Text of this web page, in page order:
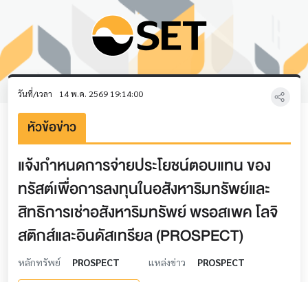
วันที่/เวลา 14 พ.ค. 2569 19:14:00
หัวข้อข่าว
แจ้งกำหนดการจ่ายประโยชน์ตอบแทน ของ
ทรัสต์เพื่อการลงทุนในอสังหาริมทรัพย์และ
สิทธิการเช่าอสังหาริมทรัพย์ พรอสเพค โลจิ
สติกส์และอินดัสเทรียล (PROSPECT)
หลักทรัพย์ PROSPECT แหล่งข่าว PROSPECT